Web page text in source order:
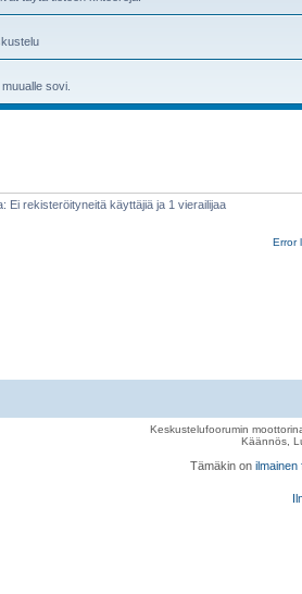
sovi.
Ei rekisteröityneitä käyttäjiä ja 1 vierailijaa
Error
Keskustelufoorumin
Käännös,
Tämäkin on ilmainen